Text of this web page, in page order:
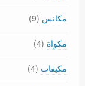
مكانس (9)
مكواة (4)
مكيفات (4)